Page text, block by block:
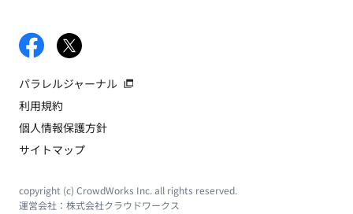
パラレルジャーナル
利用規約
個人情報保護方針
サイトマップ
copyright (c) CrowdWorks Inc. all rights reserved.
運営会社： 株式会社クラウドワークス